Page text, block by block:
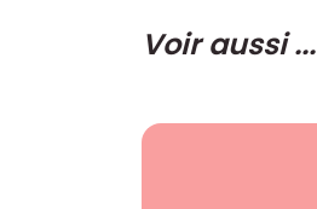
Voir aussi ...